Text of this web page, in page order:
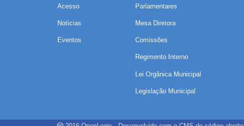
Acesso
Notícias
Eventos
Parlamentares
Mesa Diretora
Comissões
Regimento Interno
Lei Orgânica Municipal
Legislação Municipal